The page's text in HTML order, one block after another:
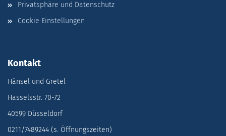
Privatsphäre und Datenschutz
Cookie Einstellungen
Kontakt
Hänsel und Gretel
Hasselsstr. 70-72
40599 Düsseldorf
0211/7489244 (s. Öffnungszeiten)